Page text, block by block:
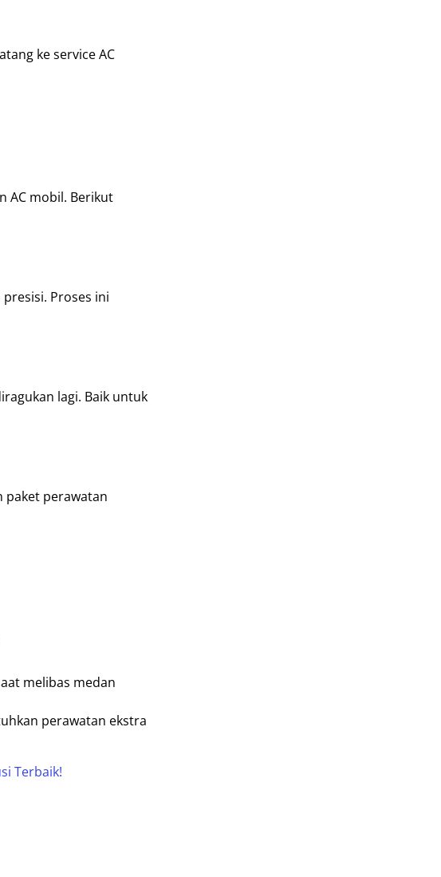
ke service AC
AC mobil. Berikut
Proses ini
lagi. Baik untuk
paket perawatan
melibas medan
perawatan ekstra
Terbaik!